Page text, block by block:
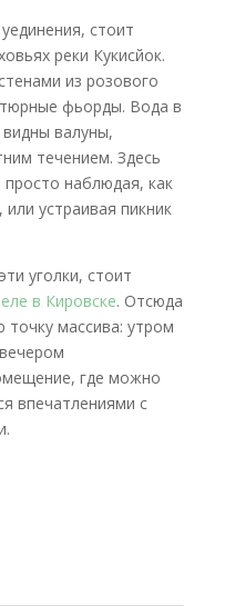
стоит
реки Кукисйок.
из розового
фьорды. Вода в
валуны,
течением. Здесь
просто наблюдая, как
устраивая пикник
уголки, стоит
в Кировске. Отсюда
массива: утром
где можно
впечатлениями с